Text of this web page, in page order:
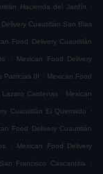
Hacienda del Jardín .
Cuautitlán San Blas
Food Delivery Cuautitlán
. Mexican Food Delivery
Patricias III . Mexican Food
Lazaro Cardenas . Mexican
Cuautitlán El Quemado .
Food Delivery Cuautitlán
. Mexican Food Delivery
Francisco Cascantitla .